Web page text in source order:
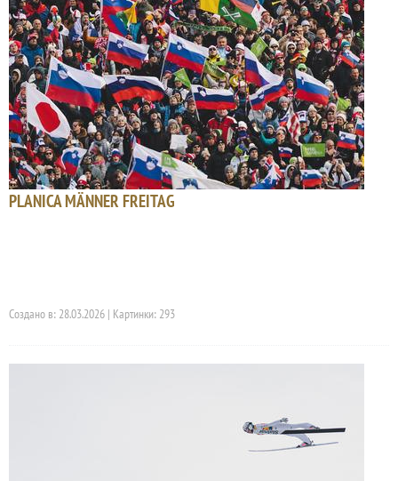
PLANICA MÄNNER FREITAG
Создано в: 28.03.2026 | Картинки: 293